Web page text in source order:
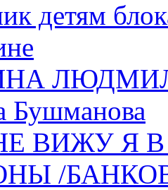
детям
Бушманова
ВИЖУ Я
/